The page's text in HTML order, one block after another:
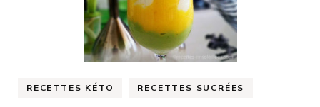
RECETTES KÉTO RECETTES SUCRÉES